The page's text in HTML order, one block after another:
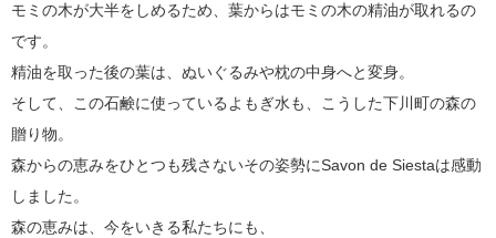
モミの木が大半をしめるため、葉からはモミの木の精油が取れるの
です。
精油を取った後の葉は、ぬいぐるみや枕の中身へと変身。
そして、この石鹸に使っているよもぎ水も、こうした下川町の森の
贈り物。
森からの恵みをひとつも残さないその姿勢にSavon de Siestaは感動
しました。
森の恵みは、今をいきる私たちにも、